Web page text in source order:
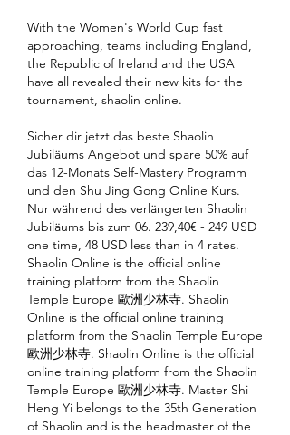
With the Women's World Cup fast
approaching, teams including England,
the Republic of Ireland and the USA
have all revealed their new kits for the
tournament, shaolin online.
Sicher dir jetzt das beste Shaolin
Jubiläums Angebot und spare 50% auf
das 12-Monats Self-Mastery Programm
und den Shu Jing Gong Online Kurs.
Nur während des verlängerten Shaolin
Jubiläums bis zum 06. 239,40€ - 249 USD
one time, 48 USD less than in 4 rates.
Shaolin Online is the official online
training platform from the Shaolin
Temple Europe 歐洲少林寺. Shaolin
Online is the official online training
platform from the Shaolin Temple Europe
歐洲少林寺. Shaolin Online is the official
online training platform from the Shaolin
Temple Europe 歐洲少林寺. Master Shi
Heng Yi belongs to the 35th Generation
of Shaolin and is the headmaster of the